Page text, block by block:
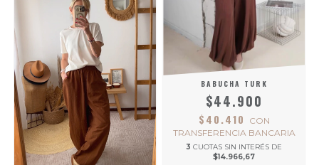
BABUCHA TURK
$44.900
$40.410
CON
TRANSFERENCIA BANCARIA
3 CUOTAS SIN INTERÉS DE
$14.966,67